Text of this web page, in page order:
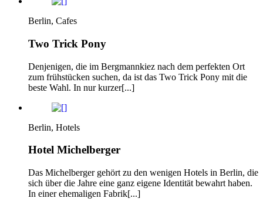
Berlin, Cafes
Two Trick Pony
Denjenigen, die im Bergmannkiez nach dem perfekten Ort
zum frühstücken suchen, da ist das Two Trick Pony mit die
beste Wahl. In nur kurzer[...]
Berlin, Hotels
Hotel Michelberger
Das Michelberger gehört zu den wenigen Hotels in Berlin, die
sich über die Jahre eine ganz eigene Identität bewahrt haben.
In einer ehemaligen Fabrik[...]